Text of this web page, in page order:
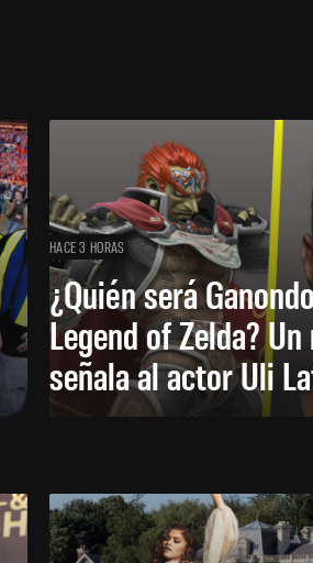
HACE 3 HORAS
¿Quién será
Legend of Zelda?
señala al actor Uli